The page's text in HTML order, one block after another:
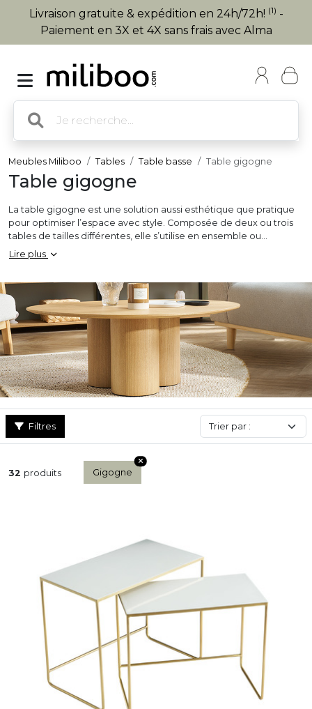
Livraison gratuite & expédition en 24h/72h! (1) -
Paiement en 3X et 4X sans frais avec Alma
Meubles Miliboo Tables Table basse Table gigogne
Table gigogne
La table gigogne est une solution aussi esthétique que pratique
pour optimiser l’espace avec style. Composée de deux ou trois
tables de tailles différentes, elle s’utilise en ensemble ou
séparément selon les besoins, puis se range facilement en les
glissant les unes sous les autres. Idéale pour un salon modulable,
flexibles. En bois, métal, verre, marbre ou laiton, et dans des
styles scandinaves, contemporains, industriels ou vintage, la table
gigogne s’adapte à toutes les ambiances. Parfaite comme
basse, bout de canapé ou support décoratif, elle combine
fonctionnalité, légèreté et élégance, tout en ajoutant une
touche graphique et tendance à votre pièce.
Lire plus
Filtres
32 produits Gigogne